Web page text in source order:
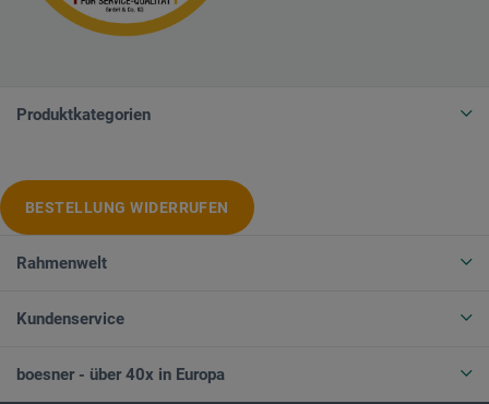
Produktkategorien
BESTELLUNG WIDERRUFEN
Rahmenwelt
Kundenservice
boesner - über 40x in Europa